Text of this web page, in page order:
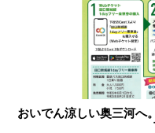
おいでん涼しい奥三河